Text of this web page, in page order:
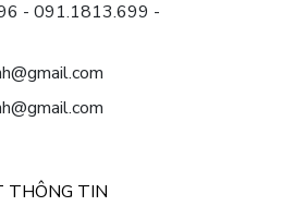
- 091.1813.699 -
THÔNG TIN